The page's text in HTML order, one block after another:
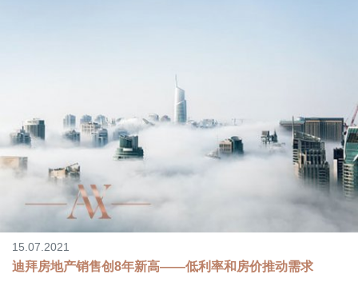
15.07.2021
迪拜房地产销售创8年新高――低利率和房价推动需求